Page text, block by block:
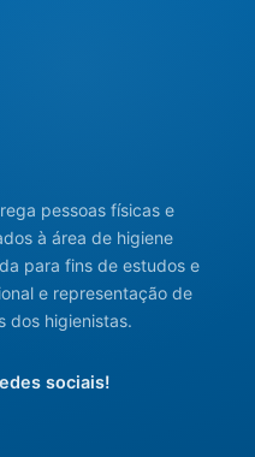
pessoas físicas e
à área de higiene
para fins de estudos e
e representação de
dos higienistas.
sociais!